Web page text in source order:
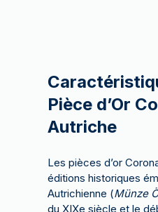
Pièce d’Or
Autriche
Les pièces d’or
éditions historiques
Autrichienne (Münze
du XIXe siècle et le